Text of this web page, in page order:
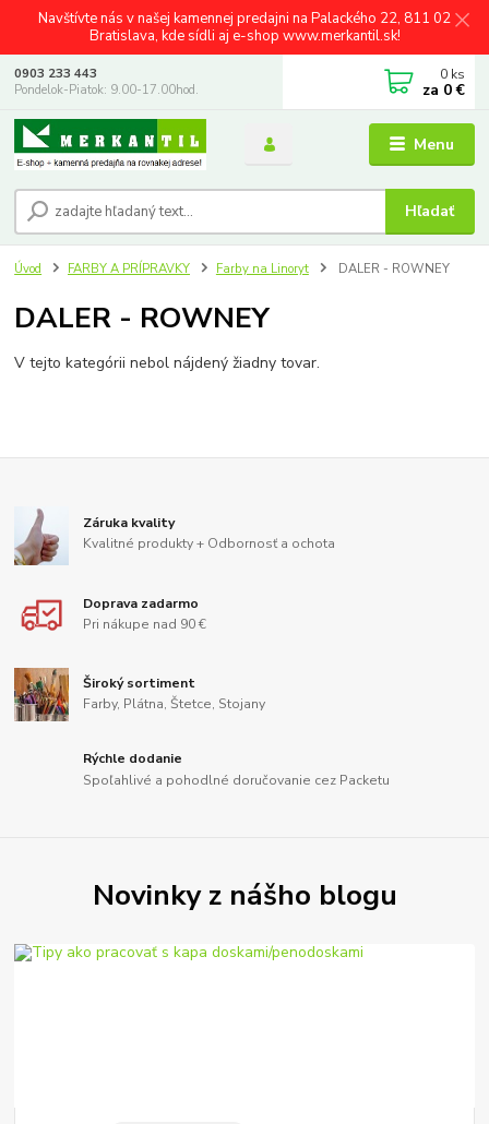
Navštívte nás v našej kamennej predajni na Palackého 22, 811 02
Bratislava, kde sídli aj e-shop www.merkantil.sk!
Menu
Hľadať
0903 233 443
Pondelok-Piatok: 9.00-17.00hod.
0 ks
za 0 €
Úvod FARBY A PRÍPRAVKY Farby na Linoryt DALER - ROWNEY
DALER - ROWNEY
V tejto kategórii nebol nájdený žiadny tovar.
Záruka kvality
Kvalitné produkty + Odbornosť a ochota
Doprava zadarmo
Pri nákupe nad 90 €
Široký sortiment
Farby, Plátna, Štetce, Stojany
Rýchle dodanie
Spoľahlivé a pohodlné doručovanie cez Packetu
Novinky z nášho blogu